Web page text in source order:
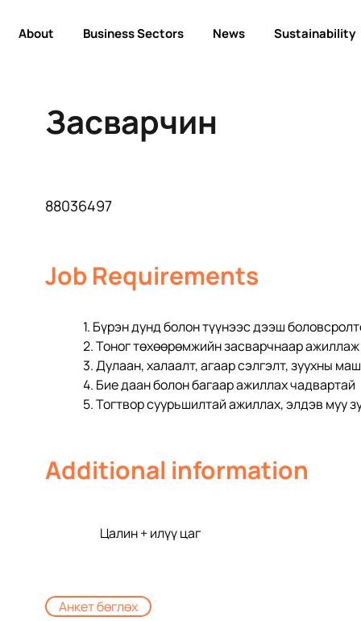
About Business Sectors News Sustainability
Засварчин
88036497
Job Requirements
1. Бүрэн дунд болон түүнээс дээш
2. Тоног төхөөрөмжийн засварчнаар
3. Дулаан, халаалт, агаар сэлгэлт, зуухны
4. Бие даан болон багаар ажиллах чадвартай
5. Тогтвор суурьшилтай ажиллах, элдэв муу
Additional information
Цалин + илүү цаг
Анкет бөглөх